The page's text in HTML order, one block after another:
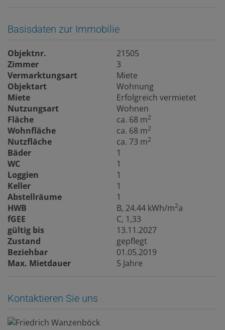
Basisdaten zur Immobilie
Objektnr.
21505
Zimmer
3
Vermarktungsart
Miete
Objektart
Wohnung
Miete
Erfolgreich vermietet
Nutzungsart
Wohnen
Fläche
ca. 68 m2
Wohnfläche ca. 68 m2
Nutzfläche ca. 73 m2
Bäder
1
WC
1
Loggien
1
Keller
1
Abstellräume
1
HWB
B, 24.44 kWh/m2a
fGEE
C, 1,33
gültig bis
13.11.2027
Zustand
gepflegt
Beziehbar
01.05.2019
Max. Mietdauer
5 Jahre
Kontaktieren Sie uns